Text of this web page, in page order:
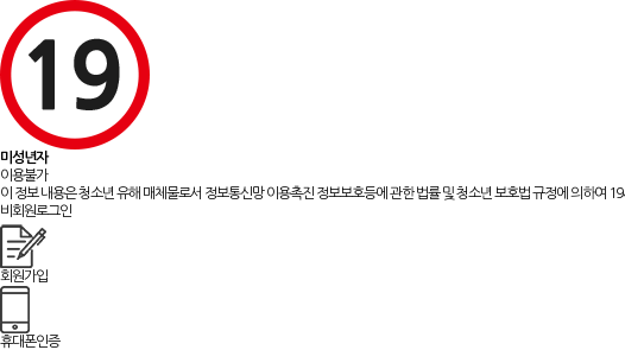
미성년자
이용불가
이 정보 내용은 청소년 유해 매체물로서 정보통신망 이용촉진 정보보호등에 관한 법률 및 청소년 보호법 규정에 의하여
비회원로그인
회원가입
휴대폰인증